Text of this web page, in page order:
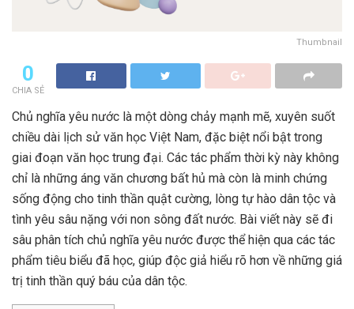
Thumbnail
0
CHIA SẺ
Chủ nghĩa yêu nước là một dòng chảy mạnh mẽ, xuyên suốt
chiều dài lịch sử văn học Việt Nam, đặc biệt nổi bật trong
giai đoạn văn học trung đại. Các tác phẩm thời kỳ này không
chỉ là những áng văn chương bất hủ mà còn là minh chứng
sống động cho tinh thần quật cường, lòng tự hào dân tộc và
tình yêu sâu nặng với non sông đất nước. Bài viết này sẽ đi
sâu phân tích chủ nghĩa yêu nước được thể hiện qua các tác
phẩm tiêu biểu đã học, giúp độc giả hiểu rõ hơn về những giá
trị tinh thần quý báu của dân tộc.